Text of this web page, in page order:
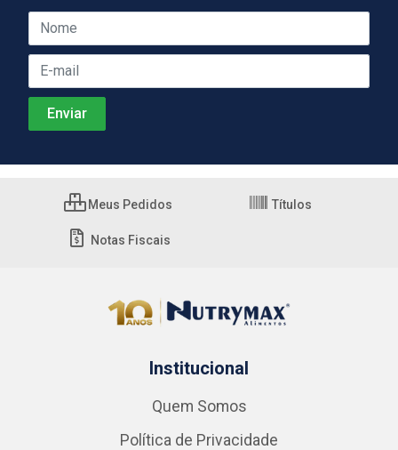
Meus Pedidos Títulos
Notas Fiscais
Institucional
Quem Somos
Política de Privacidade